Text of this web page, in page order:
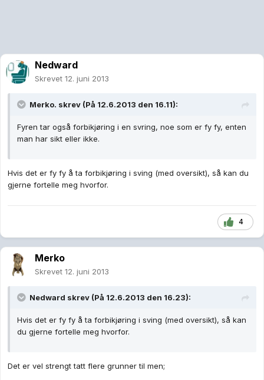
Nedward
Skrevet 12. juni 2013
Merko. skrev (På 12.6.2013 den 16.11):
Fyren tar også forbikjøring i en svring, noe som er fy fy, enten
man har sikt eller ikke.
Hvis det er fy fy å ta forbikjøring i sving (med oversikt), så kan du
gjerne fortelle meg hvorfor.
4
Merko
Skrevet 12. juni 2013
Nedward skrev (På 12.6.2013 den 16.23):
Hvis det er fy fy å ta forbikjøring i sving (med oversikt), så kan
du gjerne fortelle meg hvorfor.
Det er vel strengt tatt flere grunner til men;